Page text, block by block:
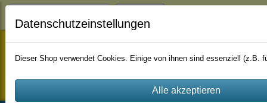
staufenbiel-berlin
Datenschutzeinstellungen
Dieser Shop verwendet Cookies. Einige von ihnen sind essenziell (z.B.